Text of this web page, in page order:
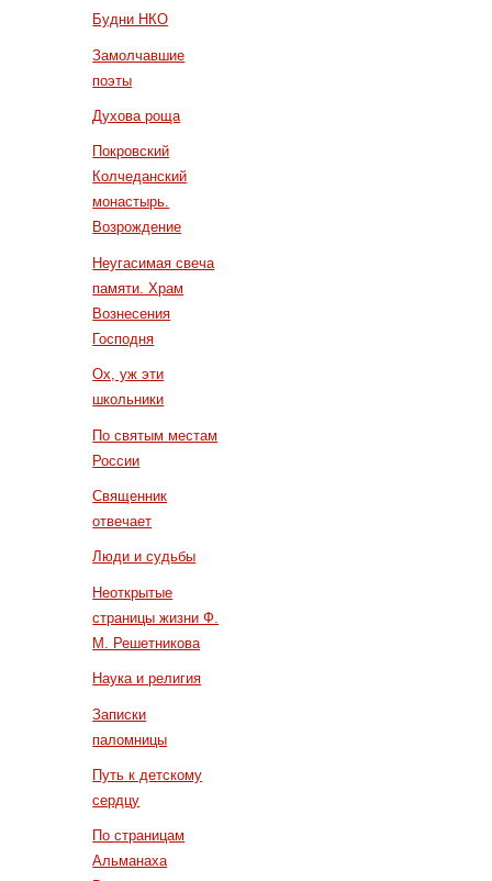
Будни НКО
Замолчавшие
поэты
Духова роща
Покровский
Колчеданский
монастырь.
Возрождение
Неугасимая свеча
памяти. Храм
Вознесения
Господня
Ох, уж эти
школьники
По святым местам
России
Священник
отвечает
Люди и судьбы
Неоткрытые
страницы жизни Ф.
М. Решетникова
Наука и религия
Записки
паломницы
Путь к детскому
сердцу
По страницам
Альманаха